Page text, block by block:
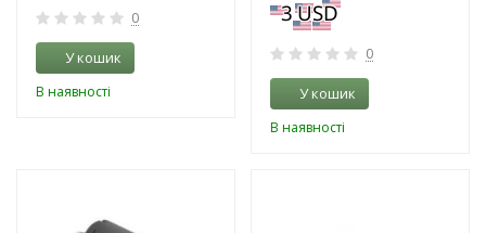
0
У кошик
В наявності
0
У кошик
В наявності